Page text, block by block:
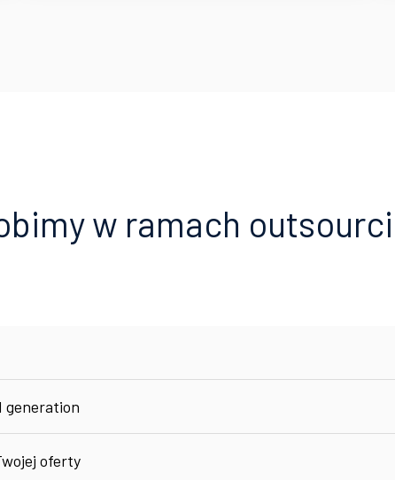
w ramach
generation
oferty